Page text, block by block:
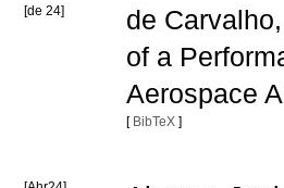
[de 24]
de
of a
Aerospace
[ BibTeX ]